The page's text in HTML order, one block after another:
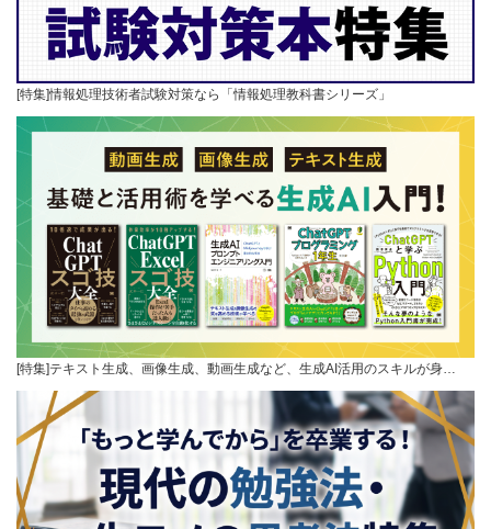
[特集]情報処理技術者試験対策なら「情報処理教科書シリーズ」
[特集]テキスト生成、画像生成、動画生成など、生成AI活用のスキルが身…